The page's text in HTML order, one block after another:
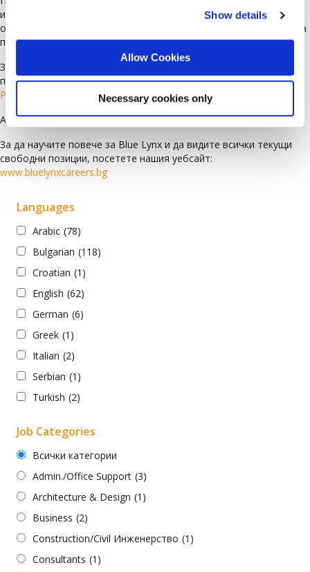
Show details
Allow Cookies
Necessary cookies only
индивидуален отговор на всеки кандидат. Ако не сте получили
обаждане или имейл от представител на Blue Lynx в рамките на
пет работни дни, Вашата кандидатура не е била одобрена.
За да сте сигурни, че кандидатурата Ви ще бъде разгледана, Ви
препоръчваме да си създадете профил, като изберете
Регистрирация
Ако имате въпроси, моля, пишете ни на:cv@bluelynx.com
За да научите повече за Blue Lynx и да видите всички текущи
свободни позиции, посетете нашия уебсайт:
www.bluelynxcareers.bg
Languages
Arabic (78)
Bulgarian (118)
Croatian (1)
English (62)
German (6)
Greek (1)
Italian (2)
Serbian (1)
Turkish (2)
Job Categories
Всички категории
Admin./Office Support (3)
Architecture & Design (1)
Business (2)
Construction/Civil Инженерство (1)
Consultants (1)